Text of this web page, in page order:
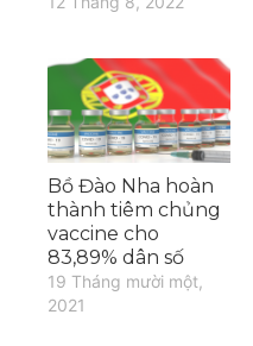
Bồ Đào Nha hoàn
thành tiêm chủng
vaccine cho
83,89% dân số
19 Tháng mười một,
2021